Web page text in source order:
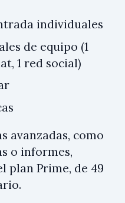
individuales
de equipo (1
1 red social)
avanzadas, como
o informes,
plan Prime, de 49